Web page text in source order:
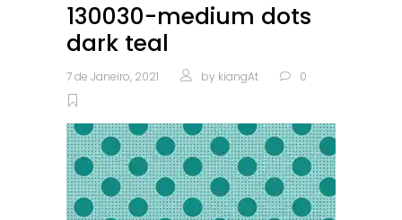
130030-medium dots
dark teal
7 de Janeiro, 2021 by kiangAt 0